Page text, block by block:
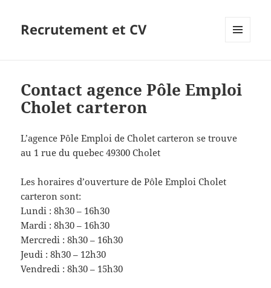
Recrutement et CV
Contact agence Pôle Emploi
Cholet carteron
L’agence Pôle Emploi de Cholet carteron se trouve
au 1 rue du quebec 49300 Cholet
Les horaires d’ouverture de Pôle Emploi Cholet
carteron sont:
Lundi : 8h30 – 16h30
Mardi : 8h30 – 16h30
Mercredi : 8h30 – 16h30
Jeudi : 8h30 – 12h30
Vendredi : 8h30 – 15h30